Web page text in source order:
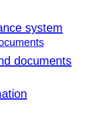
system
documents